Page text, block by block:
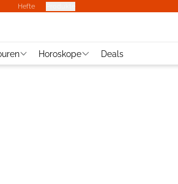
Hefte
Horoskope Deals